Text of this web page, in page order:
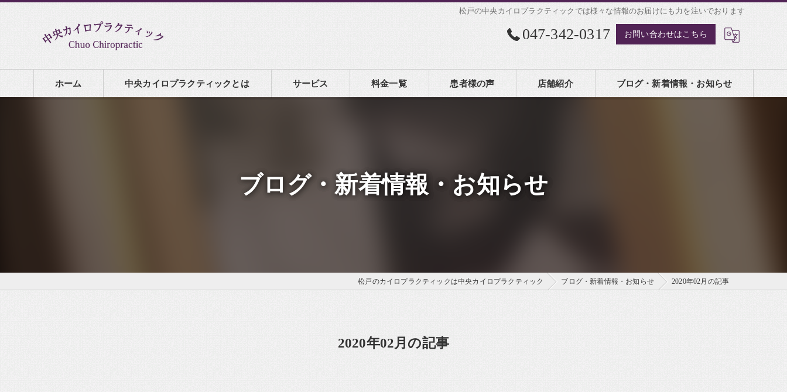
松戸の中央カイロプラクティックでは様々な情報のお届けにも力を注いでおります
047-342-0317 お問い合わせはこちら
ホーム 中央カイロプラクティックとは サービス 料金一覧 患者様の声 店舗紹介 ブログ・新着情報・お知らせ
ブログ・新着情報・お知らせ
松戸のカイロプラクティックは中央カイロプラクティック ブログ・新着情報・お知らせ 2020年02月の記事
2020年02月の記事